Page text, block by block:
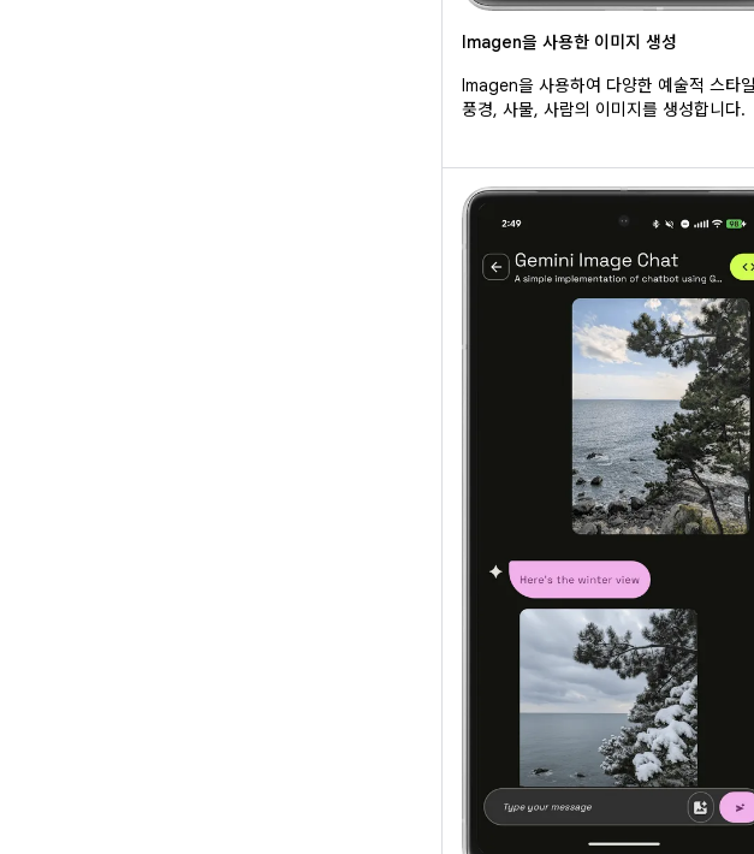
Imagen을 사용한 이미지 생성
Imagen을 사용하여 다양한 예술적 스타
풍경, 사물, 사람의 이미지를 생성합니다.